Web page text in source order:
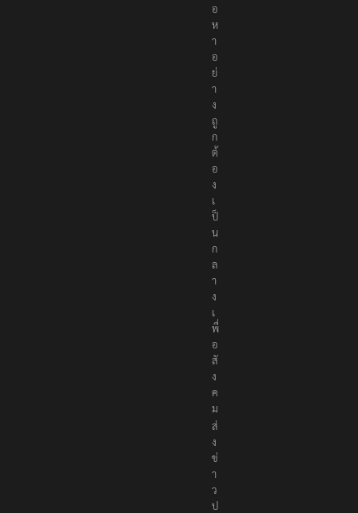
อ
ห
า
อ
ย่
า
ง
ถู
ก
ต้
อ
ง
เ
ป็
น
ก
ล
า
ง
เ
พื่
อ
สั
ง
ค
ม
ส่
ง
ข่
า
ว
ป